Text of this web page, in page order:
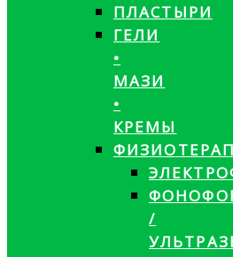
ПЛАСТЫРИ
ГЕЛИ
•
МАЗИ
•
КРЕМЫ
/